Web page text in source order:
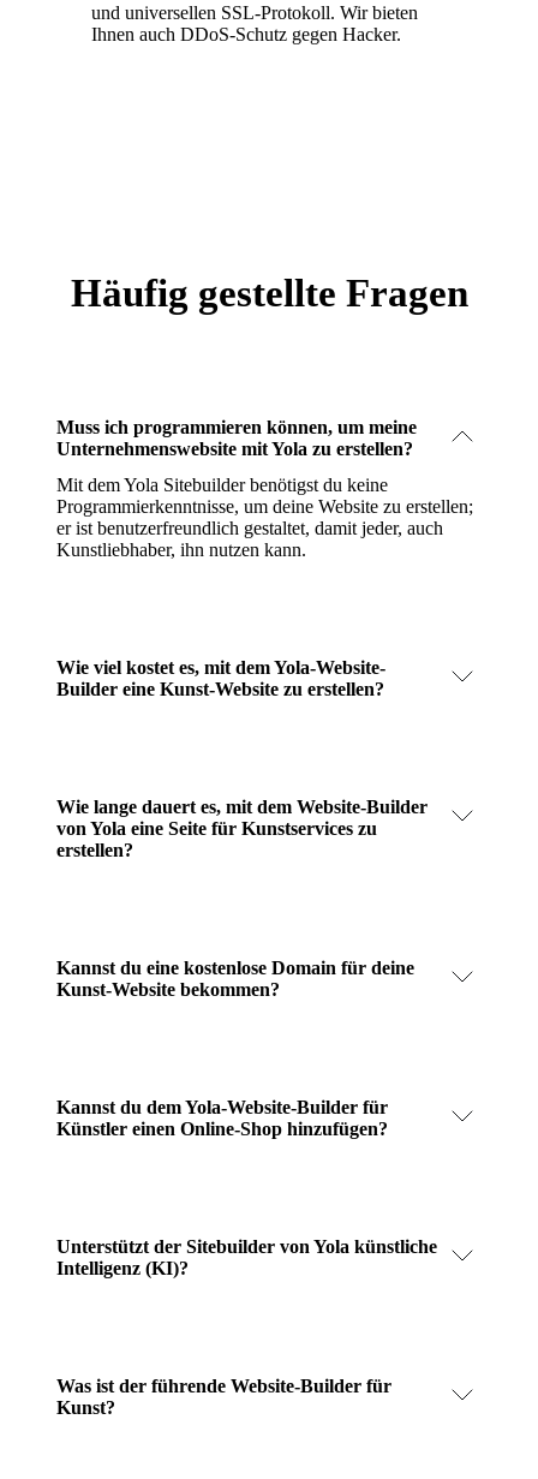
und universellen SSL-Protokoll. Wir bieten
Ihnen auch DDoS-Schutz gegen Hacker.
Häufig gestellte Fragen
Muss ich programmieren können, um meine
Unternehmenswebsite mit Yola zu erstellen?
Mit dem Yola Sitebuilder benötigst du keine
Programmierkenntnisse, um deine Website zu erstellen;
er ist benutzerfreundlich gestaltet, damit jeder, auch
Kunstliebhaber, ihn nutzen kann.
Wie viel kostet es, mit dem Yola-Website-
Builder eine Kunst-Website zu erstellen?
Wie lange dauert es, mit dem Website-Builder
von Yola eine Seite für Kunstservices zu
erstellen?
Kannst du eine kostenlose Domain für deine
Kunst-Website bekommen?
Kannst du dem Yola-Website-Builder für
Künstler einen Online-Shop hinzufügen?
Unterstützt der Sitebuilder von Yola künstliche
Intelligenz (KI)?
Was ist der führende Website-Builder für
Kunst?